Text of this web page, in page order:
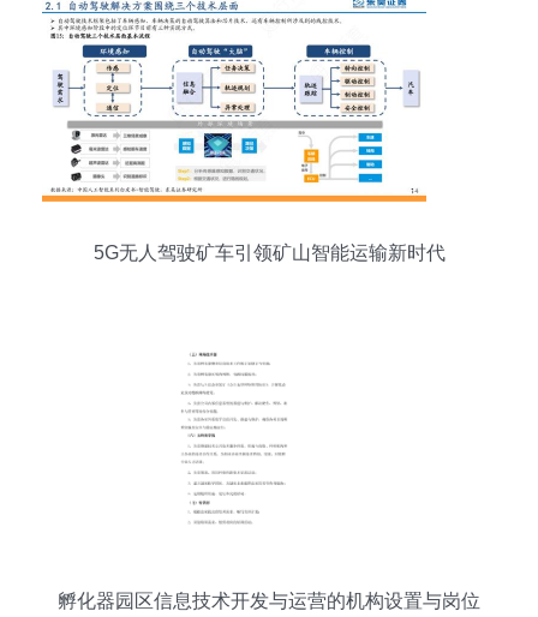
5G无人驾驶矿车引领矿山智能运输新时代
孵化器园区信息技术开发与运营的机构设置与岗位